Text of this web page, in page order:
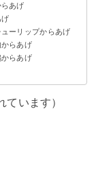
あげ
げ
ーリップからあげ
からあげ
からあげ
ています）